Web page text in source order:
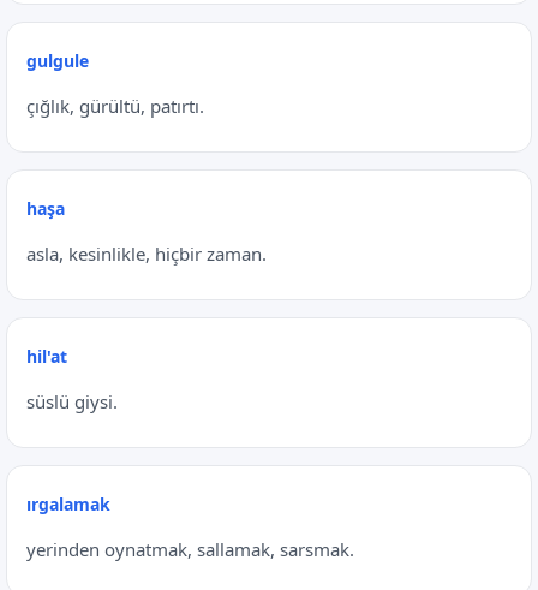
gulgule
çığlık, gürültü, patırtı.
haşa
asla, kesinlikle, hiçbir zaman.
hil'at
süslü giysi.
ırgalamak
yerinden oynatmak, sallamak, sarsmak.